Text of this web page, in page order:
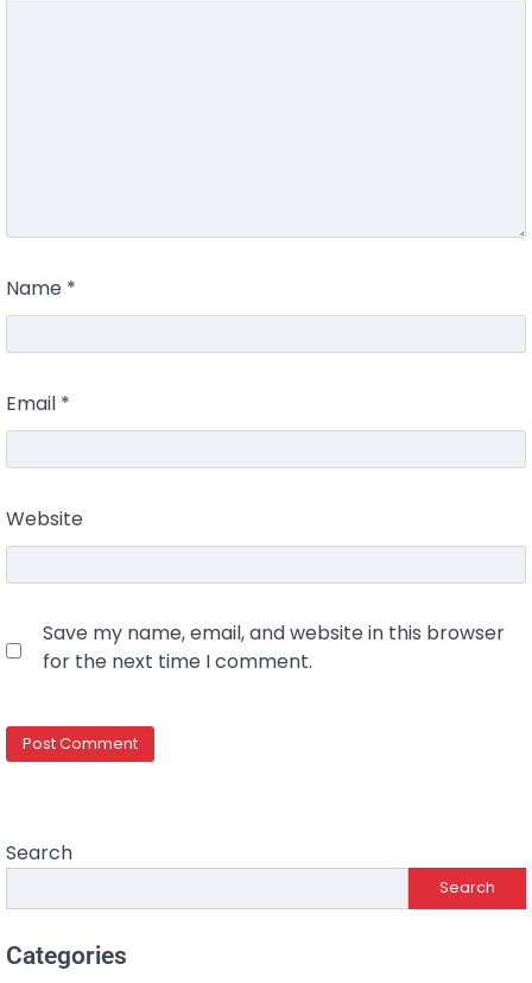
Name *
Email *
Website
Save my name, email, and website in this browser
for the next time I comment.
Search
Search
Categories